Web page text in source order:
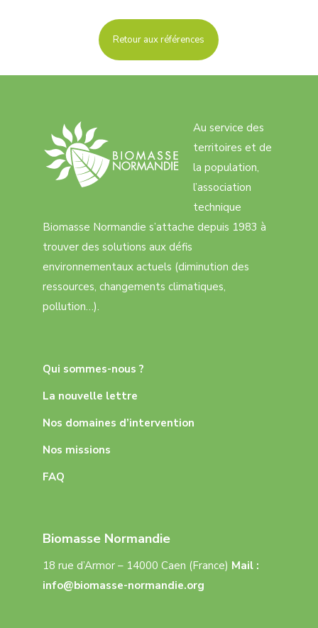
Retour aux références
Au service des
territoires et de
la population,
l’association
technique
Biomasse Normandie s’attache depuis 1983 à
trouver des solutions aux défis
environnementaux actuels (diminution des
ressources, changements climatiques,
pollution…).
Qui sommes-nous ?
La nouvelle lettre
Nos domaines d’intervention
Nos missions
FAQ
Biomasse Normandie
18 rue d’Armor – 14000 Caen (France) Mail :
info@biomasse-normandie.org